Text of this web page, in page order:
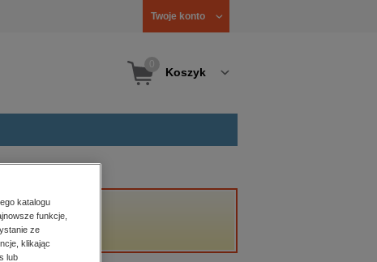
Twoje konto
Koszyk
katalogu
funkcje,
ze
klikając
lub